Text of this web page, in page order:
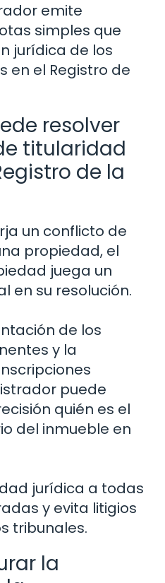
emite
simples que
jurídica de los
en el Registro de
resolver
titularidad
de la
un conflicto de
propiedad, el
juega un
en su resolución.
de los
y la
puede
quién es el
del inmueble en
jurídica a todas
y evita litigios
tribunales.
la